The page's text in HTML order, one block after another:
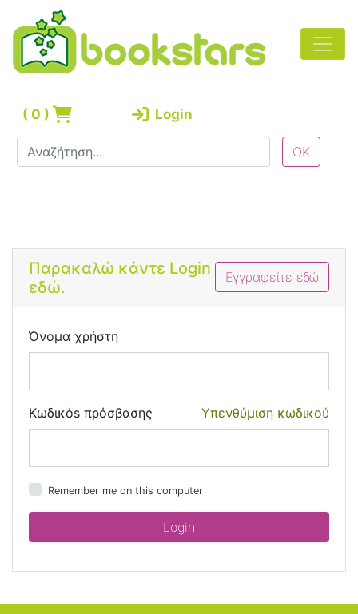
( 0 ) Login
Εγγραφείτε εδώ
Παρακαλώ κάντε Login
εδώ.
Όνομα χρήστη
Υπενθύμιση κωδικού
Κωδικόs πρόσβασης
Remember me on this computer